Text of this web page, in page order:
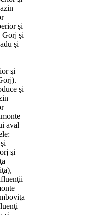
şi
Gorj şi
şi
–
şi
şi
aval
şi
–